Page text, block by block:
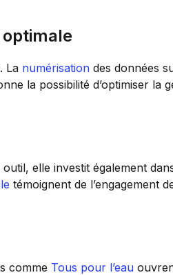
La numérisation des données
la possibilité d’optimiser la
elle investit également
témoignent de l’engagement
comme Tous pour l’eau